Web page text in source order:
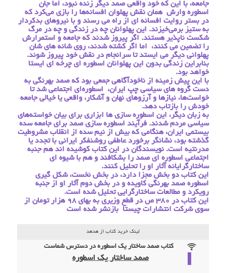
جامعه، با این که خود واقعی صمد دیگر زنده نبود، اما جان
اسطوره وارش همان نقش پهلوان افسانه‌ها را بازی می‌كرد كه
در بستر روایت افسانه ای از راه می رسند و با نیروهای بدكردار
به ستیز برمی‌خیزند. این پهلوانان چه در زندگی و چه در مرگ
شكست ناپذیر هستند. اگر پیروز شدند که جامعه و استمرارش
را تضمین می کنند، اما اگر کشته شدند، روی شانه های شان
پهلوانی دیگر می ایستد تا سرانجام در نقش خود پیروز شوند.
بنابراین زندگی بدون این پهلوانان اسطوره ای چرخه ای ایستا
خواهد بود.
با این پیش زمینه از ناخودآگاهی جمعی بود که صمد بهرنگی به
دست گروه های سیاسی چپ ایران، اسطوره‌ای اجتماعی شد تا
خواست‌ها، نیازها و آرزوهای نهان و آشکار، واقعی یا خیالی جامعه
خودش را بازتاب دهد.
به زبان دیگر، این اسطوره سازی ها ابزاری برای بیان خواسته‌های
سیاسی مردم شدند. فرآیند اسطوره سازی صمد برای جامعه سده
بیستمی ایران، هنگامی كه بیش از نیم سده از انقلاب مشروطیت
گذشته بود، نشانگر برخورد عاطفی روشنفكر ایرانی با تجدد یا
مدرنتیه است. نویسندگان در این کتاب کوشیده اند هم جنبه
اجتماعی اسطوره ای صمد را بشکافند و هم با شیوه ای
ساختارگرایانه آثار او را تحلیل کنند.
این کتاب دو بخش مجزا دارد، در بخش نخست، شکل گیری
اسطوره صمد بهرنگی کاویده و در بخش دوم آثار او از جنبه
رویکرد و مطالعات ساختارگرایی تحلیل شده است.
این کتاب در 380 ص در قطع وزیری به بهای 98 هزار تومان از
سوی شرکت انتشارات چیستا بازنشر شده است
لینک خرید کتاب از هدهد
کتاب صمد ساختار یک اسطوره در دسترس شماست
صمد ساختار یک اسطوره